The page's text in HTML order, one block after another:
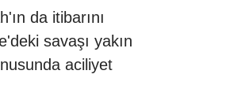
da itibarını
savaşı yakın
aciliyet